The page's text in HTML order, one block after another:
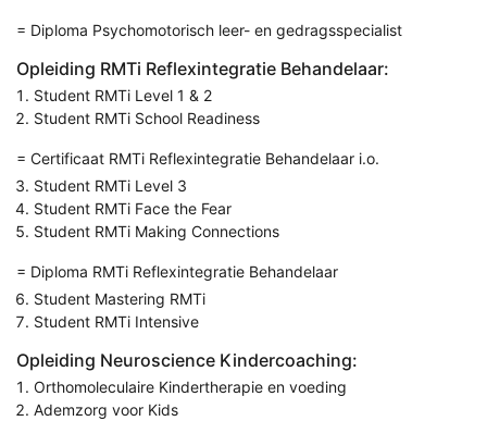
= Diploma Psychomotorisch leer- en gedragsspecialist
Opleiding RMTi Reflexintegratie Behandelaar:
Student RMTi Level 1 & 2
Student RMTi School Readiness
= Certificaat RMTi Reflexintegratie Behandelaar i.o.
Student RMTi Level 3
Student RMTi Face the Fear
Student RMTi Making Connections
= Diploma RMTi Reflexintegratie Behandelaar
Student Mastering RMTi
Student RMTi Intensive
Opleiding Neuroscience Kindercoaching:
Orthomoleculaire Kindertherapie en voeding
Ademzorg voor Kids